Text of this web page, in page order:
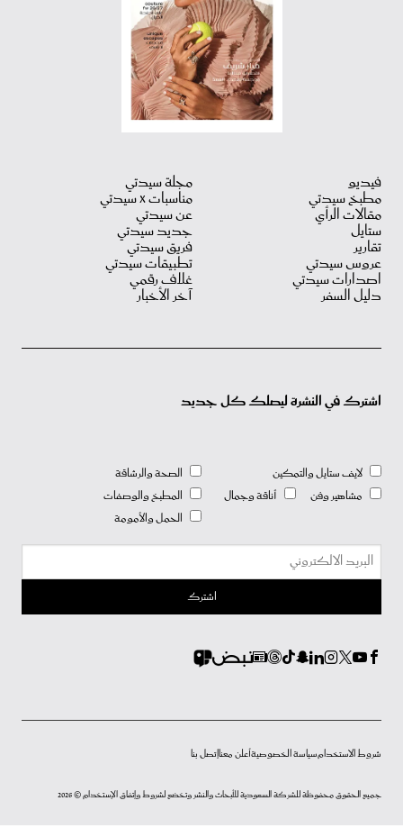
فيديو
مطبخ سيدتي
مقالات الرأي
ستايل
تقارير
عروس سيدتي
اصدارات سيدتي
دليل السفر
مجلة سيدتي
مناسبات X سيدتي
عن سيدتي
جديد سيدتي
فريق سيدتي
تطبيقات سيدتي
غلاف رقمي
آخر الأخبار
اشترك في النشرة ليصلك كل جديد
لايف ستايل والتمكين
مشاهير وفن
أناقة وجمال
الصحة والرشاقة
المطبخ والوصفات
الحمل والأمومة
شروط الاستخدامسياسة الخصوصيةأعلن معناإتصل بنا
جميع الحقوق محفوظة للشركة السعودية للأبحاث والنشر وتخضع لشروط وإتفاق الإستخدام © 2026